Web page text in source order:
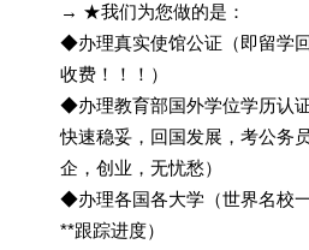
→ ★我们为您做的是：
◆办理真实使馆公证（即留学
收费！！！）
◆办理教育部国外学位学历认
快速稳妥，回国发展，考公务
企，创业，无忧愁）
◆办理各国各大学（世界名校
**跟踪进度）